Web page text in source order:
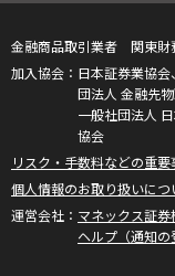
金融商品取引業者 関東財
日本証券業協
団法人 金融先物
一般社団法人
協会
リスク・手数料などの重要
個人情報のお取り扱いにつ
マネックス証券
ヘルプ（通知の